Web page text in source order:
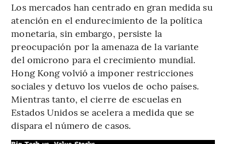
Los mercados han centrado en gran medida su
atención en el endurecimiento de la política
monetaria, sin embargo, persiste la
preocupación por la amenaza de la variante
del omicrono para el crecimiento mundial.
Hong Kong volvió a imponer restricciones
sociales y detuvo los vuelos de ocho países.
Mientras tanto, el cierre de escuelas en
Estados Unidos se acelera a medida que se
dispara el número de casos.